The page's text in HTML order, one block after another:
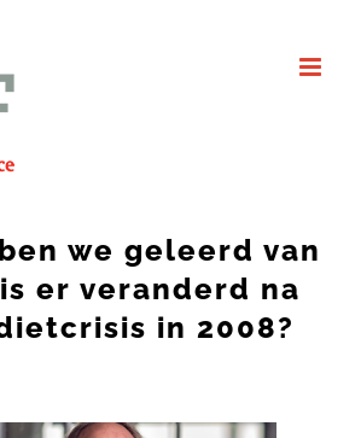
we geleerd van
er veranderd na
in 2008?